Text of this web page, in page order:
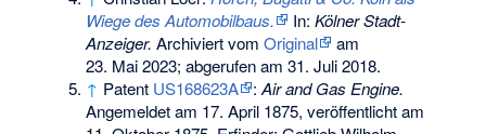
Wiege des Automobilbaus.
In:Kölner Stadt-
Anzeiger. Archiviert vomOriginal
am
23. Mai 2023; abgerufen am 31. Juli 2018.
↑ Patent US168623A :Air and Gas Engine.
Angemeldet am 17. April 1875, veröffentlicht am